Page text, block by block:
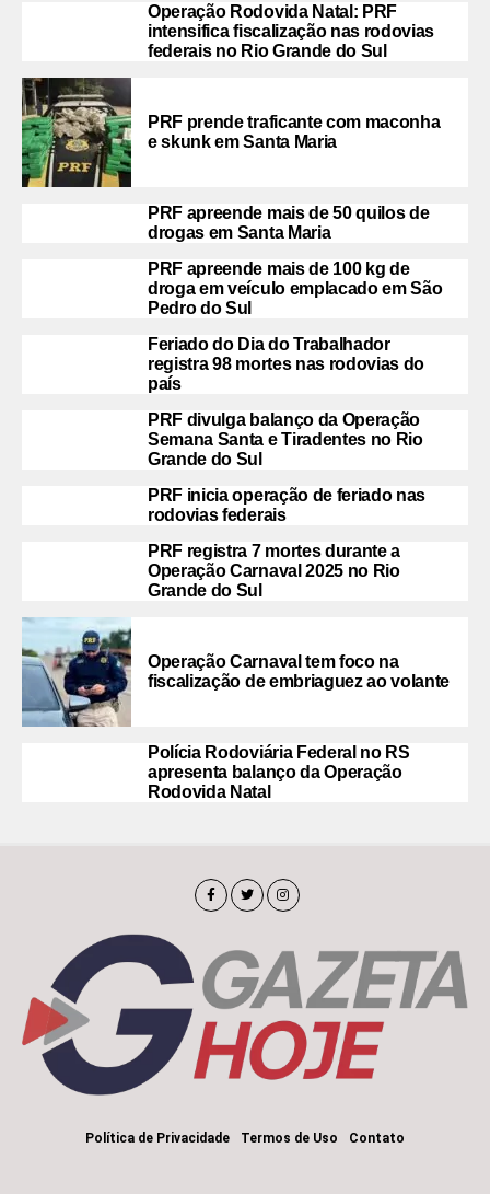
Operação Rodovida Natal: PRF
intensifica fiscalização nas rodovias
federais no Rio Grande do Sul
PRF prende traficante com maconha
e skunk em Santa Maria
PRF apreende mais de 50 quilos de
drogas em Santa Maria
PRF apreende mais de 100 kg de
droga em veículo emplacado em São
Pedro do Sul
Feriado do Dia do Trabalhador
registra 98 mortes nas rodovias do
país
PRF divulga balanço da Operação
Semana Santa e Tiradentes no Rio
Grande do Sul
PRF inicia operação de feriado nas
rodovias federais
PRF registra 7 mortes durante a
Operação Carnaval 2025 no Rio
Grande do Sul
Operação Carnaval tem foco na
fiscalização de embriaguez ao volante
Polícia Rodoviária Federal no RS
apresenta balanço da Operação
Rodovida Natal
Política de Privacidade Termos de Uso Contato